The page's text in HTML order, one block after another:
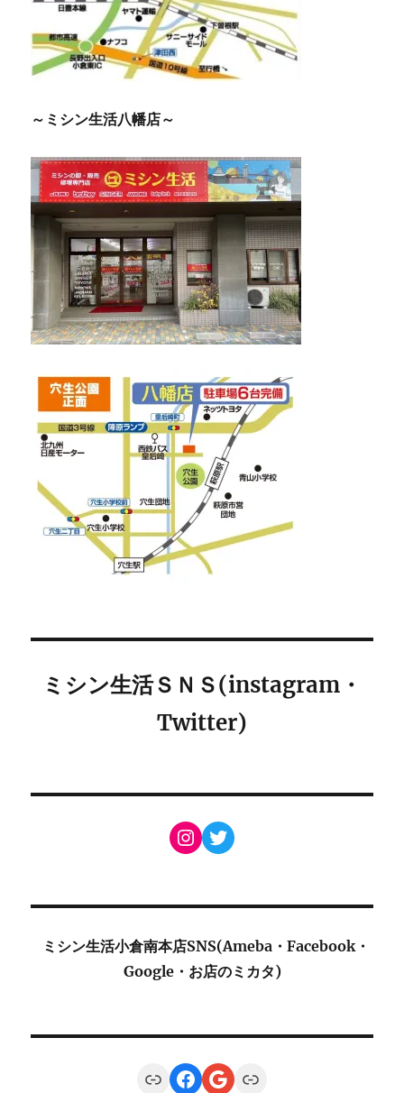
～ミシン生活八幡店～
ミシン生活ＳＮＳ(instagram・
Twitter)
Instagram
Twitter
ミシン生活小倉南本店SNS(Ameba・Facebook・
Google・お店のミカタ)
LinkFacebook
Google
Link